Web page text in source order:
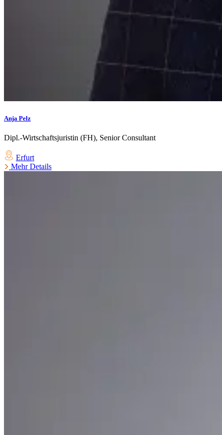
Anja Pelz
Dipl.-Wirtschaftsjuristin (FH), Senior Consultant
Erfurt
Mehr Details